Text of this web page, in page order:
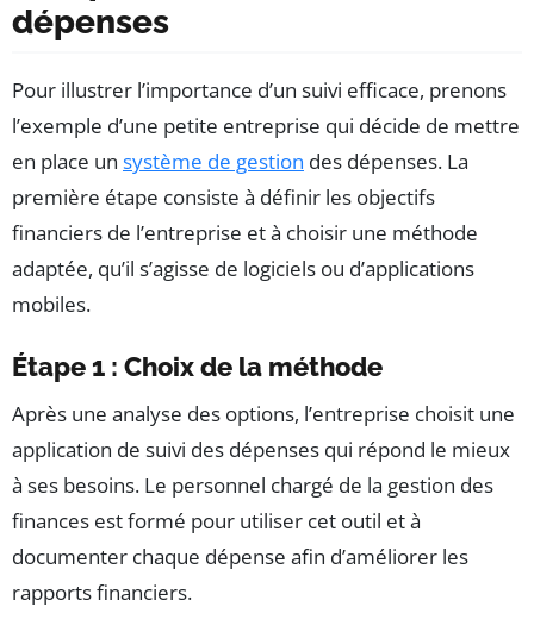
dépenses
Pour illustrer l’importance d’un suivi efficace, prenons
l’exemple d’une petite entreprise qui décide de mettre
en place un système de gestion des dépenses. La
première étape consiste à définir les objectifs
financiers de l’entreprise et à choisir une méthode
adaptée, qu’il s’agisse de logiciels ou d’applications
mobiles.
Étape 1 : Choix de la méthode
Après une analyse des options, l’entreprise choisit une
application de suivi des dépenses qui répond le mieux
à ses besoins. Le personnel chargé de la gestion des
finances est formé pour utiliser cet outil et à
documenter chaque dépense afin d’améliorer les
rapports financiers.